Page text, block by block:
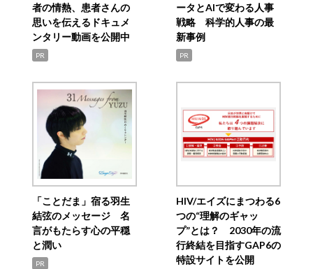
者の情熱、患者さんの
思いを伝えるドキュメ
ンタリー動画を公開中
PR
ータとAIで変わる人事
戦略 科学的人事の最
新事例
PR
「ことだま」宿る羽生
結弦のメッセージ 名
言がもたらす心の平穏
と潤い
PR
HIV/エイズにまつわる6
つの“理解のギャッ
プ”とは？ 2030年の流
行終結を目指すGAP6の
特設サイトを公開